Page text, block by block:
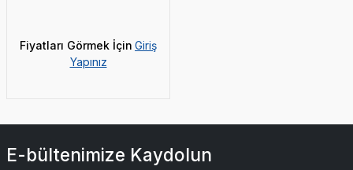
Fiyatları Görmek İçin Giriş
Yapınız
E-bültenimize Kaydolun